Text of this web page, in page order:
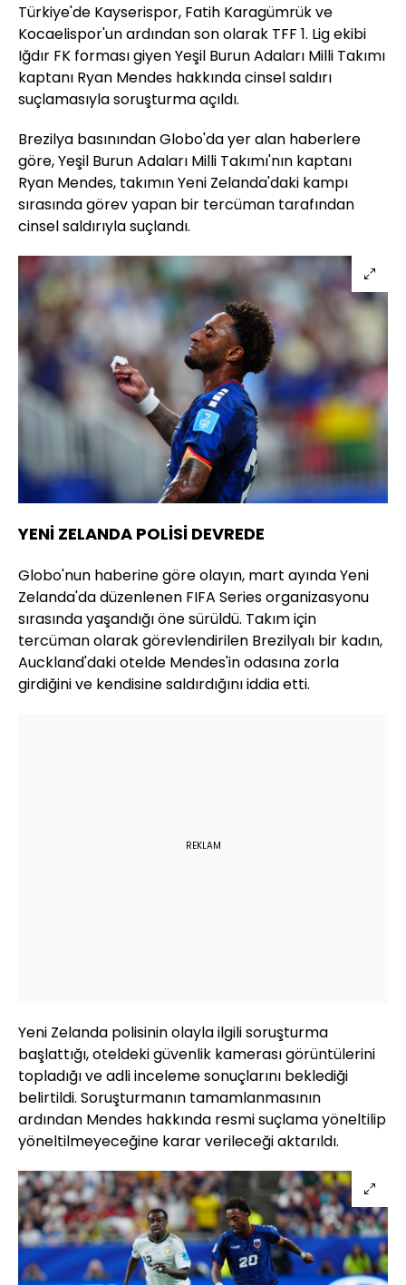
Türkiye'de Kayserispor, Fatih Karagümrük ve
Kocaelispor'un ardından son olarak TFF 1. Lig ekibi
Iğdır FK forması giyen Yeşil Burun Adaları Milli Takımı
kaptanı Ryan Mendes hakkında cinsel saldırı
suçlamasıyla soruşturma açıldı.
Brezilya basınından Globo'da yer alan haberlere
göre, Yeşil Burun Adaları Milli Takımı'nın kaptanı
Ryan Mendes, takımın Yeni Zelanda'daki kampı
sırasında görev yapan bir tercüman tarafından
cinsel saldırıyla suçlandı.
YENİ ZELANDA POLİSİ DEVREDE
Globo'nun haberine göre olayın, mart ayında Yeni
Zelanda'da düzenlenen FIFA Series organizasyonu
sırasında yaşandığı öne sürüldü. Takım için
tercüman olarak görevlendirilen Brezilyalı bir kadın,
Auckland'daki otelde Mendes'in odasına zorla
girdiğini ve kendisine saldırdığını iddia etti.
REKLAM
Yeni Zelanda polisinin olayla ilgili soruşturma
başlattığı, oteldeki güvenlik kamerası görüntülerini
topladığı ve adli inceleme sonuçlarını beklediği
belirtildi. Soruşturmanın tamamlanmasının
ardından Mendes hakkında resmi suçlama yöneltilip
yöneltilmeyeceğine karar verileceği aktarıldı.